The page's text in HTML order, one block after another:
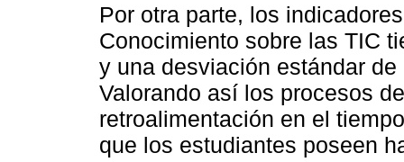
Por otra parte, los
Conocimiento sobre las TIC
y una desviación estándar
Valorando así los procesos
retroalimentación en el
que los estudiantes poseen